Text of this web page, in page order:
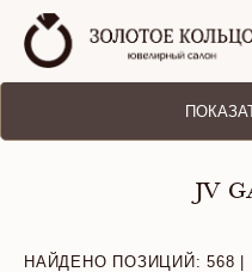
JV
НАЙДЕНО ПОЗИЦИЙ:568 |